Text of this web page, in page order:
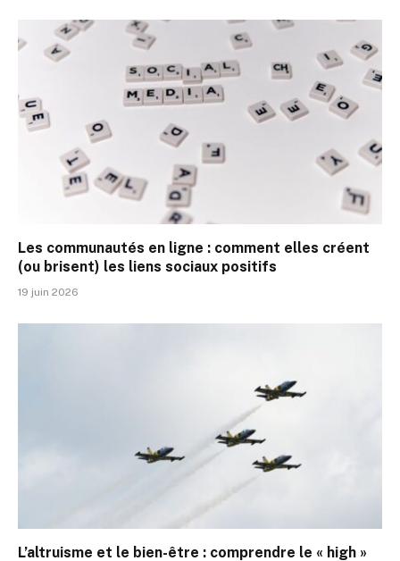
Les communautés en ligne : comment elles créent
(ou brisent) les liens sociaux positifs
19 juin 2026
L’altruisme et le bien-être : comprendre le « high »